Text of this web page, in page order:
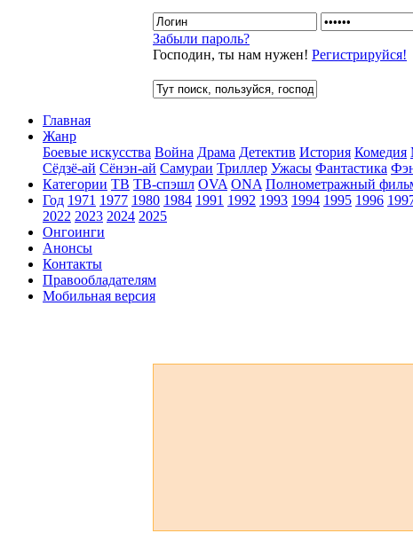
Забыли пароль?
Господин, ты нам нужен! Регистрируйся!
Главная
Жанр
Боевые искусства Война Драма Детектив История Комедия
Сёдзё-ай Сёнэн-ай Самураи Триллер Ужасы Фантастика
Категории ТВ ТВ-спэшл OVA ONA Полнометражный
Год 1971 1977 1980 1984 1991 1992 1993 1994 1995 1996
2022 2023 2024 2025
Онгоинги
Анонсы
Контакты
Правообладателям
Мобильная версия